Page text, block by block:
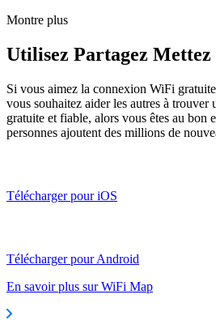
Montre plus
Utilisez Partagez
Si vous aimez la connexion WiFi
vous souhaitez aider les autres à
gratuite et fiable, alors vous êtes au bon
personnes ajoutent des millions de
Télécharger pour iOS
Télécharger pour Android
En savoir plus sur WiFi Map